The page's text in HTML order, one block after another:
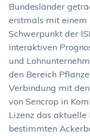
Bundesländer
erstmals mit einem
Schwerpunkt der
interaktiven
und
den Bereich
Verbindung mit
von Sencrop in
Lizenz das
bestimmten